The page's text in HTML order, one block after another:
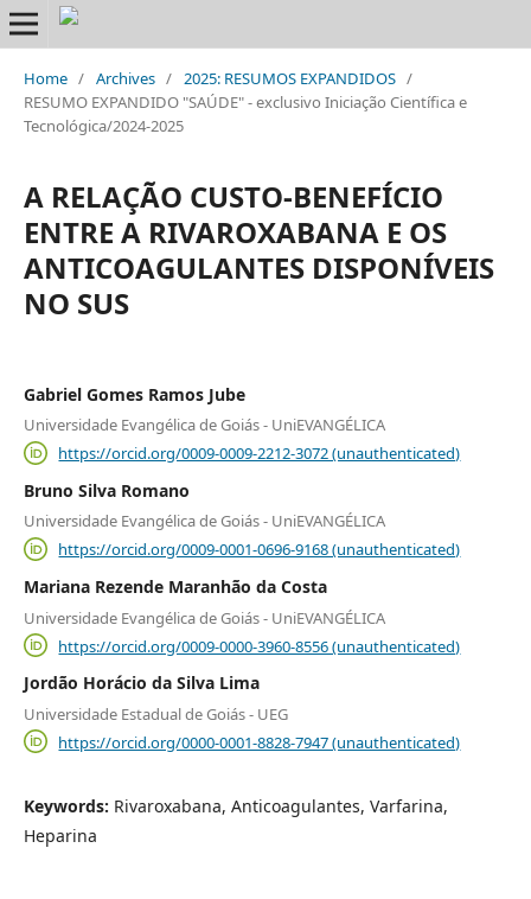
Home / Archives / 2025: RESUMOS EXPANDIDOS /
RESUMO EXPANDIDO "SAÚDE" - exclusivo Iniciação Científica e
Tecnológica/2024-2025
A RELAÇÃO CUSTO-BENEFÍCIO
ENTRE A RIVAROXABANA E OS
ANTICOAGULANTES DISPONÍVEIS
NO SUS
Gabriel Gomes Ramos Jube
Universidade Evangélica de Goiás - UniEVANGÉLICA
https://orcid.org/0009-0009-2212-3072 (unauthenticated)
Bruno Silva Romano
Universidade Evangélica de Goiás - UniEVANGÉLICA
https://orcid.org/0009-0001-0696-9168 (unauthenticated)
Mariana Rezende Maranhão da Costa
Universidade Evangélica de Goiás - UniEVANGÉLICA
https://orcid.org/0009-0000-3960-8556 (unauthenticated)
Jordão Horácio da Silva Lima
Universidade Estadual de Goiás - UEG
https://orcid.org/0000-0001-8828-7947 (unauthenticated)
Keywords: Rivaroxabana, Anticoagulantes, Varfarina,
Heparina